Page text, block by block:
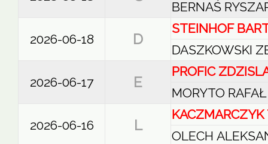
BERNAŚ
2026-06-18 D
STEINHOF
DASZKOWSKI
2026-06-17 E
PROFIC
MORYTO RAFAŁ
2026-06-16 L
OLECH